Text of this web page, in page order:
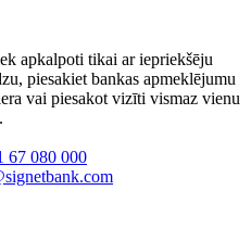
apkalpoti tikai ar iepriekšēju
piesakiet bankas apmeklējumu
vai piesakot vizīti vismaz vienu
67 080 000